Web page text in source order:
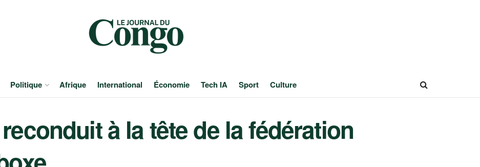
Politique Afrique International Économie Tech IA Sport Culture
à la tête de la fédération